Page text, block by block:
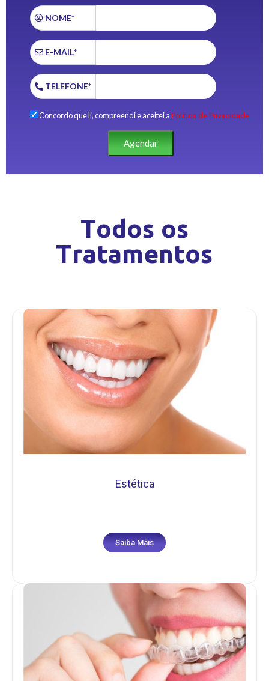
NOME*
E-MAIL*
TELEFONE*
Concordo que li, compreendi e aceitei a Política de Privacidade.
Agendar
Todos os
Tratamentos
Estética
Saiba Mais